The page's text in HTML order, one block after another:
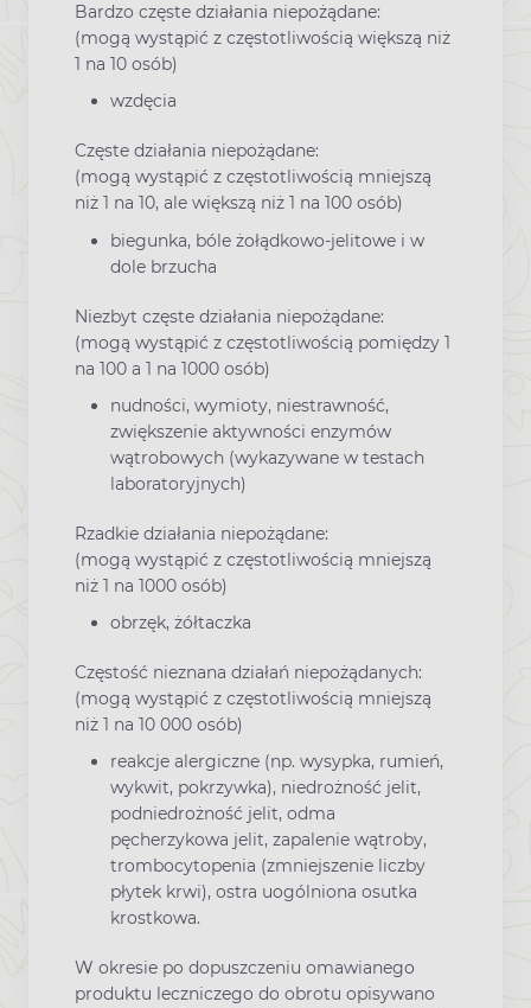
Bardzo częste działania niepożądane:
(mogą wystąpić z częstotliwością większą niż
1 na 10 osób)
wzdęcia
Częste działania niepożądane:
(mogą wystąpić z częstotliwością mniejszą
niż 1 na 10, ale większą niż 1 na 100 osób)
biegunka, bóle żołądkowo-jelitowe i w
dole brzucha
Niezbyt częste działania niepożądane:
(mogą wystąpić z częstotliwością pomiędzy 1
na 100 a 1 na 1000 osób)
nudności, wymioty, niestrawność,
zwiększenie aktywności enzymów
wątrobowych (wykazywane w testach
laboratoryjnych)
Rzadkie działania niepożądane:
(mogą wystąpić z częstotliwością mniejszą
niż 1 na 1000 osób)
obrzęk, żółtaczka
Częstość nieznana działań niepożądanych:
(mogą wystąpić z częstotliwością mniejszą
niż 1 na 10 000 osób)
reakcje alergiczne (np. wysypka, rumień,
wykwit, pokrzywka), niedrożność jelit,
podniedrożność jelit, odma
pęcherzykowa jelit, zapalenie wątroby,
trombocytopenia (zmniejszenie liczby
płytek krwi), ostra uogólniona osutka
krostkowa.
W okresie po dopuszczeniu omawianego
produktu leczniczego do obrotu opisywano